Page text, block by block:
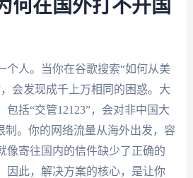
何在国外打不开国
个人。当你在谷歌搜索“如何从美
会发现成千上万相同的困惑。大
包括“交管12123”，会对非中国大
制。你的网络流量从海外出发，容
像寄往国内的信件缺少了正确的
因此，解决方案的核心，是让你